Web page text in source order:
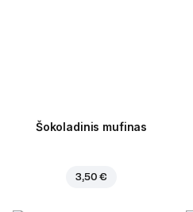
Šokoladinis mufinas
3,50 €